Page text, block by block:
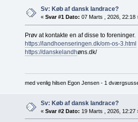
Sv: Køb af dansk landrace?
« Svar #1 Dato: 07 Marts , 2026, 22:18
Prøv at kontakte en af disse to foreninger.
https://landhoenseringen.dk/om-os-3.html
https://danskelandhøns.dk/
med venlig hilsen Egon Jensen - 1
Sv: Køb af dansk landrace?
« Svar #2 Dato: 19 Marts , 2026, 12:27